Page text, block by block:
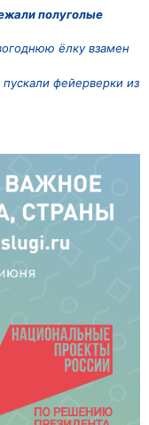
полуголые
ёлку взамен
фейерверки из